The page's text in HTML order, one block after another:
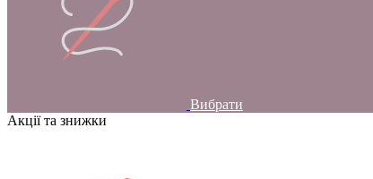
Вибрати
Акції та знижки